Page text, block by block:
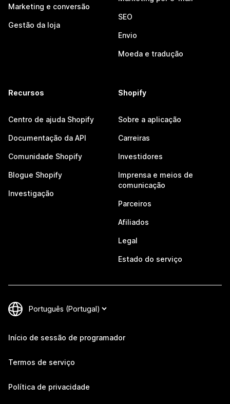
Marketing e conversão
Gestão da loja
SEO
Envio
Moeda e tradução
Recursos
Centro de ajuda Shopify
Documentação da API
Comunidade Shopify
Blogue Shopify
Investigação
Shopify
Sobre a aplicação
Carreiras
Investidores
Imprensa e meios de
comunicação
Parceiros
Afiliados
Legal
Estado do serviço
Início de sessão de programador
Termos de serviço
Política de privacidade